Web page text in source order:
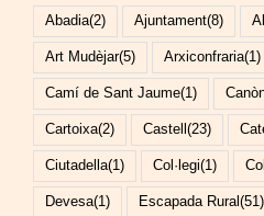
Abadia(2) Ajuntament(8)
Art Mudèjar(5) Arxiconfraria(1)
Camí de Sant Jaume(1)
Cartoixa(2) Castell (23)
Ciutadella(1) Col·legi(1)
Devesa(1) Escapada Rural (51)